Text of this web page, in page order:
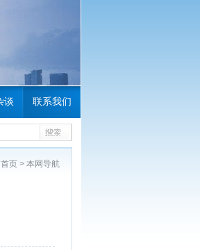
谈 联系我们
首页 > 本网导航